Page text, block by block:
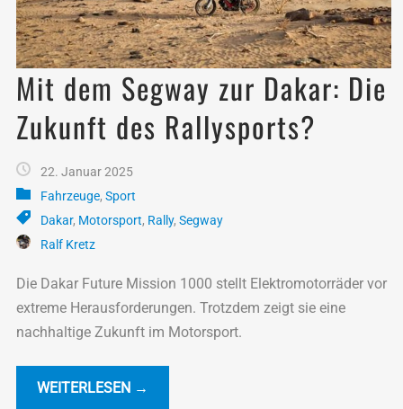
Mit dem Segway zur Dakar: Die
Zukunft des Rallysports?
22. Januar 2025
Fahrzeuge, Sport
Dakar, Motorsport, Rally, Segway
Ralf Kretz
Die Dakar Future Mission 1000 stellt Elektromotorräder vor
extreme Herausforderungen. Trotzdem zeigt sie eine
nachhaltige Zukunft im Motorsport.
WEITERLESEN →